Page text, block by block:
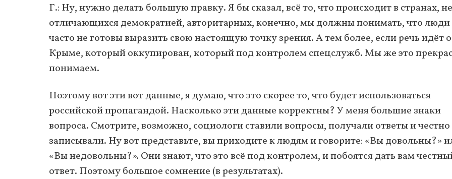
Г.: Ну, нужно делать большую правку. Я бы сказал, всё то, что происходит в странах, не
отличающихся демократией, авторитарных, конечно, мы должны понимать, что
часто не готовы выразить свою настоящую точку зрения. А тем более, если речь идёт о
Крыме, который оккупирован, который под контролем спецслужб. Мы же это
понимаем.
Поэтому вот эти вот данные, я думаю, что это скорее то, что будет использоваться
российской пропагандой. Насколько эти данные корректны? У меня большие знаки
вопроса. Смотрите, возможно, социологи ставили вопросы, получали ответы и честно
записывали. Ну вот представьте, вы приходите к людям и говорите: «Вы довольны?»
«Вы недовольны?». Они знают, что это всё под контролем, и побоятся дать вам
ответ. Поэтому большое сомнение (в результатах).